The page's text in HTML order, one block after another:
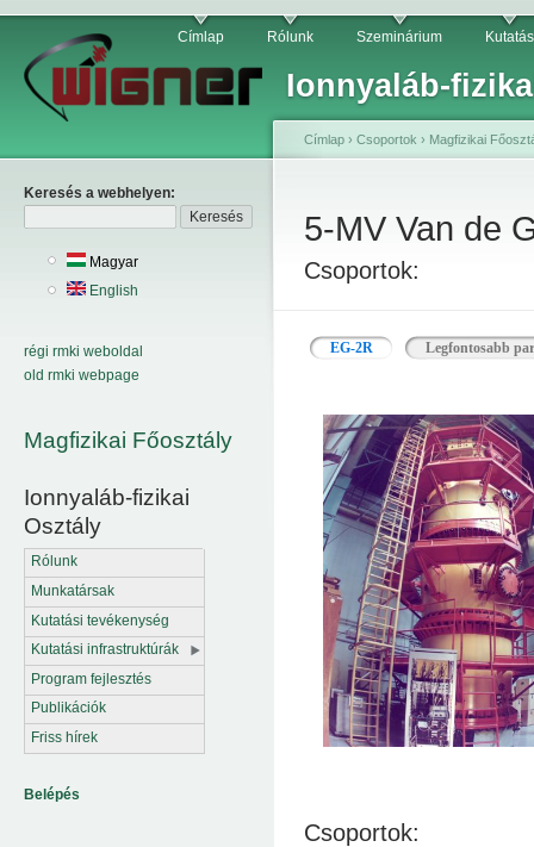
Ionnyaláb-
Címlap Rólunk Szeminárium Kutatás
Keresés a webhelyen:
Magyar
English
régi rmki weboldal
old rmki webpage
Magfizikai Főosztály
Ionnyaláb-fizikai
Osztály
Rólunk
Munkatársak
Kutatási tevékenység
Kutatási infrastruktúrák
Program fejlesztés
Publikációk
Friss hírek
Belépés
Címlap › Csoportok › Magfizikai
5-MV Van de
Csoportok:
EG-2R Legfontosabb
Csoportok: